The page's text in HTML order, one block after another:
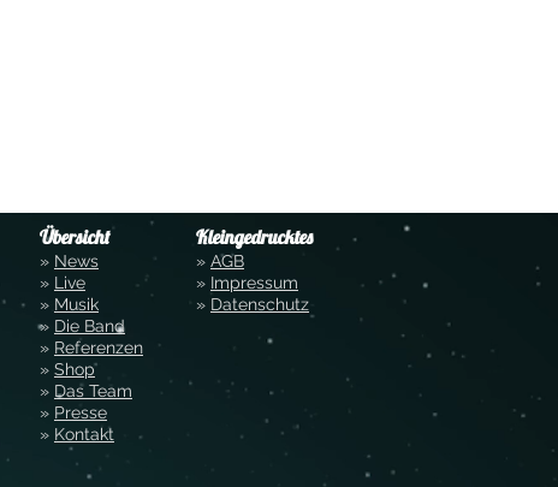
Übersicht
» News
» Live
» Musik
» Die Band
» Referenzen
» Shop
» Das Team
» Presse
» Kontakt
Kleingedrucktes
» AGB
» Impressum
» Datenschutz